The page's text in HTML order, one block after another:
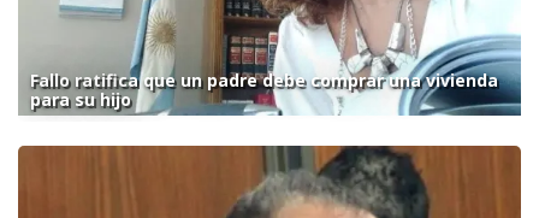
Fallo ratifica que un padre debe comprar una vivienda
para su hijo